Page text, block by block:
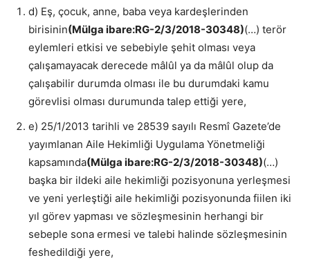
d) Eş, çocuk, anne, baba veya kardeşlerinden
birisinin(Mülga ibare:RG-2/3/2018-30348)(…) terör
eylemleri etkisi ve sebebiyle şehit olması veya
çalışamayacak derecede mâlûl ya da mâlûl olup da
çalışabilir durumda olması ile bu durumdaki kamu
görevlisi olması durumunda talep ettiği yere,
e) 25/1/2013 tarihli ve 28539 sayılı Resmî Gazete’de
yayımlanan Aile Hekimliği Uygulama Yönetmeliği
kapsamında(Mülga ibare:RG-2/3/2018-30348)(…)
başka bir ildeki aile hekimliği pozisyonuna yerleşmesi
ve yeni yerleştiği aile hekimliği pozisyonunda fiilen iki
yıl görev yapması ve sözleşmesinin herhangi bir
sebeple sona ermesi ve talebi halinde sözleşmesinin
feshedildiği yere,